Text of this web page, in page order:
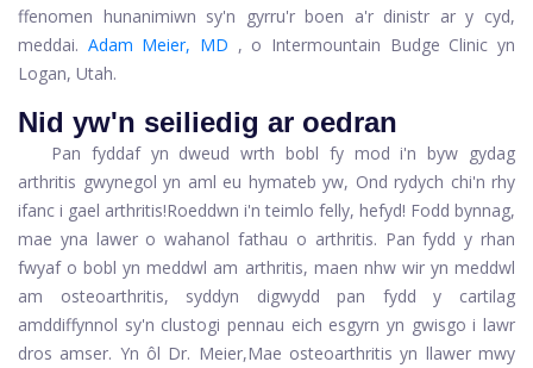
ffenomen hunanimiwn sy'n gyrru'r boen a'r dinistr ar y cyd,
meddai. Adam Meier, MD , o Intermountain Budge Clinic yn
Logan, Utah.
Nid yw'n seiliedig ar oedran
Pan fyddaf yn dweud wrth bobl fy mod i'n byw gydag
arthritis gwynegol yn aml eu hymateb yw, Ond rydych chi'n rhy
ifanc i gael arthritis!Roeddwn i'n teimlo felly, hefyd! Fodd bynnag,
mae yna lawer o wahanol fathau o arthritis. Pan fydd y rhan
fwyaf o bobl yn meddwl am arthritis, maen nhw wir yn meddwl
am osteoarthritis, syddyn digwydd pan fydd y cartilag
amddiffynnol sy'n clustogi pennau eich esgyrn yn gwisgo i lawr
dros amser. Yn ôl Dr. Meier,Mae osteoarthritis yn llawer mwy